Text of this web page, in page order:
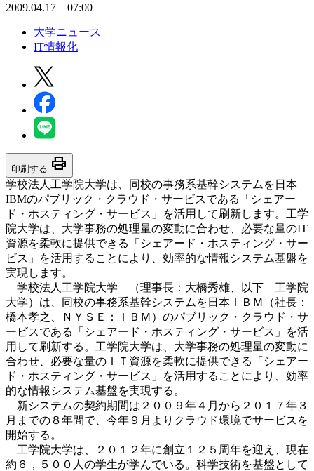
2009.04.17 07:00
大学ニュース
IT情報化
印刷する print
学校法人工学院大学は、同校の事務系基幹システムを日本
IBMのパブリック・クラウド・サービスである「シェアー
ド・ホスティング・サービス」を活用して刷新します。工学
院大学は、大学事務の処理量の変動に合わせ、必要な量のIT
資源を柔軟に提供できる「シェアード・ホスティング・サー
ビス」を活用することにより、効率的な情報システム基盤を
実現します。
学校法人工学院大学 （理事長：大橋秀雄、以下 工学院
大学）は、同校の事務系基幹システムを日本ＩＢＭ（社長：
橋本孝之、ＮＹＳＥ：ＩＢＭ）のパブリック・クラウド・サ
ービスである「シェアード・ホスティング・サービス」を活
用して刷新する。工学院大学は、大学事務の処理量の変動に
合わせ、必要な量のＩＴ資源を柔軟に提供できる「シェアー
ド・ホスティング・サービス」を活用することにより、効率
的な情報システム基盤を実現する。
新システムの契約期間は２００９年４月から２０１７年３
月までの８年間で、今年９月よりクラウド環境でサービスを
開始する。
工学院大学は、２０１２年に創立１２５周年を迎え、現在
約６，５００人の学生が学んでいる。科学技術を基盤として